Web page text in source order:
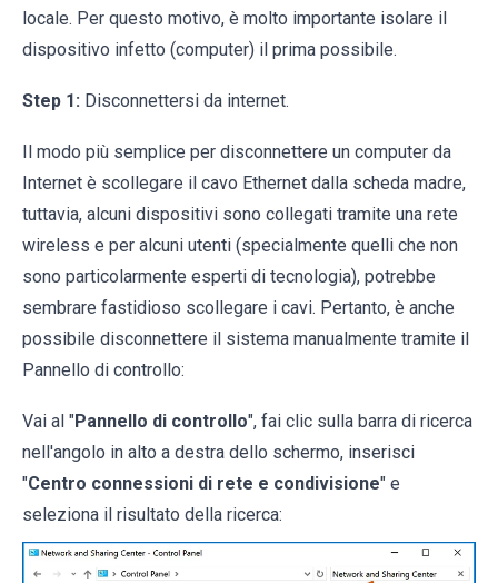
locale. Per questo motivo, è molto importante isolare il
dispositivo infetto (computer) il prima possibile.
Step 1: Disconnettersi da internet.
Il modo più semplice per disconnettere un computer da
Internet è scollegare il cavo Ethernet dalla scheda madre,
tuttavia, alcuni dispositivi sono collegati tramite una rete
wireless e per alcuni utenti (specialmente quelli che non
sono particolarmente esperti di tecnologia), potrebbe
sembrare fastidioso scollegare i cavi. Pertanto, è anche
possibile disconnettere il sistema manualmente tramite il
Pannello di controllo:
Vai al "Pannello di controllo", fai clic sulla barra di ricerca
nell'angolo in alto a destra dello schermo, inserisci
"Centro connessioni di rete e condivisione" e
seleziona il risultato della ricerca: